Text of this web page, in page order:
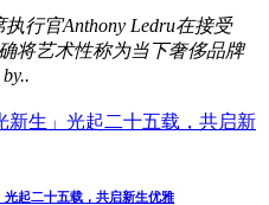
行官Anthony Ledru在接受
将艺术性称为当下奢侈品牌
起二十五载，共启新生优雅